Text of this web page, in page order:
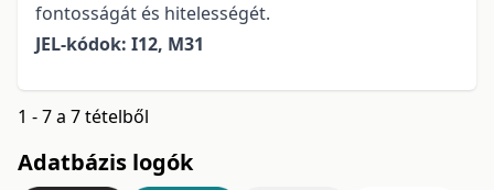
fontosságát és hitelességét.
JEL-kódok: I12, M31
1 - 7 a 7 tételből
Adatbázis logók